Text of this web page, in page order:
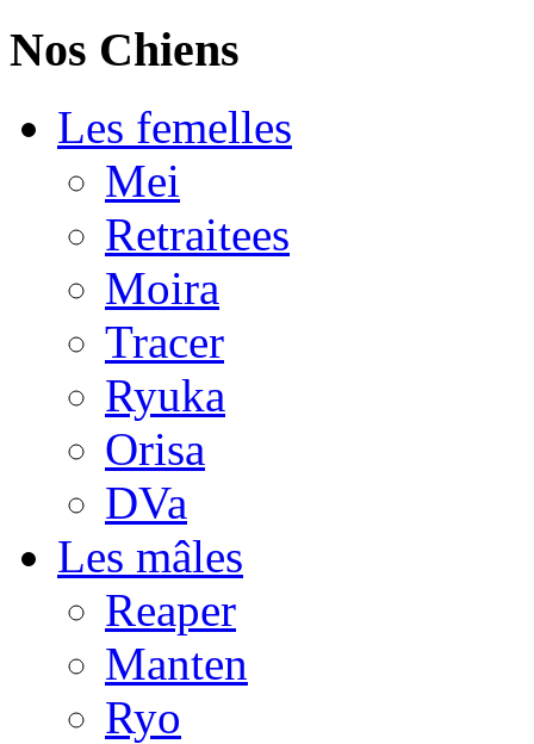
Nos Chiens
Les femelles
Mei
Retraitees
Moira
Tracer
Ryuka
Orisa
DVa
Les mâles
Reaper
Manten
Ryo